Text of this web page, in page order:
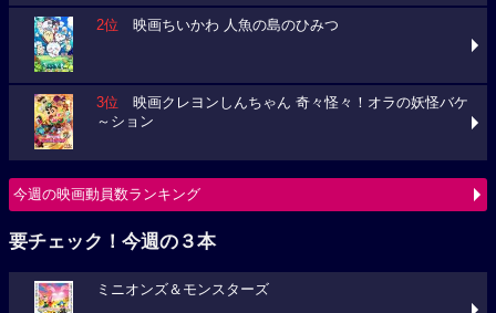
2位 映画ちいかわ 人魚の島のひみつ
3位 映画クレヨンしんちゃん 奇々怪々！オラの妖怪バケ
～ション
今週の映画動員数ランキング
要チェック！今週の３本
ミニオンズ＆モンスターズ